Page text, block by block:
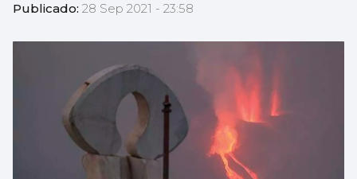
Publicado: 28 Sep 2021 - 23:58